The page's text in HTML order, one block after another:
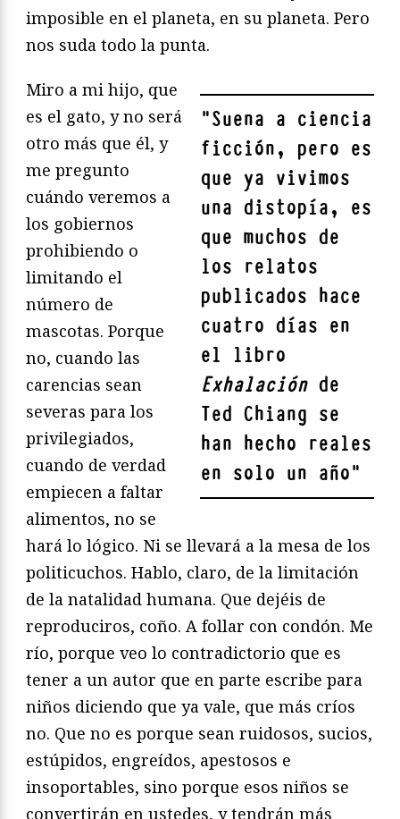
imposible en el planeta, en su planeta. Pero
nos suda todo la punta.
"Suena a ciencia
ficción, pero es
que ya vivimos
una distopía, es
que muchos de
los relatos
publicados hace
cuatro días en
el libro
Exhalaciónde
Ted Chiang se
han hecho reales
en solo un año"
Miro a mi hijo, que
es el gato, y no será
otro más que él, y
me pregunto
cuándo veremos a
los gobiernos
prohibiendo o
limitando el
número de
mascotas. Porque
no, cuando las
carencias sean
severas para los
privilegiados,
cuando de verdad
empiecen a faltar
alimentos, no se
hará lo lógico. Ni se llevará a la mesa de los
politicuchos. Hablo, claro, de la limitación
de la natalidad humana. Que dejéis de
reproduciros, coño. A follar con condón. Me
río, porque veo lo contradictorio que es
tener a un autor que en parte escribe para
niños diciendo que ya vale, que más críos
no. Que no es porque sean ruidosos, sucios,
estúpidos, engreídos, apestosos e
insoportables, sino porque esos niños se
convertirán en ustedes, y tendrán más